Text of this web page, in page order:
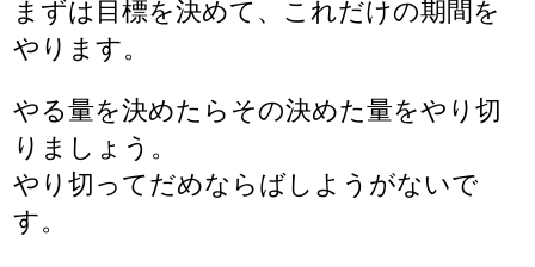
まずは目標を決めて、これだけの期間を
やります。
やる量を決めたらその決めた量をやり切
りましょう。
やり切ってだめならばしようがないで
す。